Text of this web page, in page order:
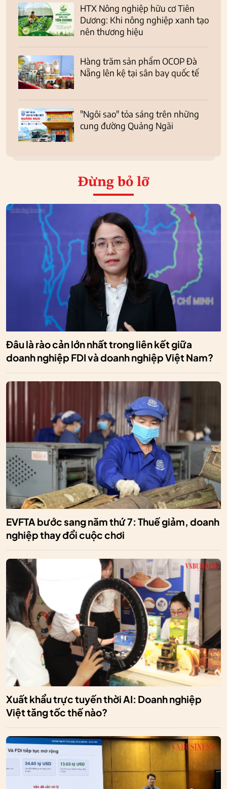
HTX Nông nghiệp hữu cơ Tiên
Dương: Khi nông nghiệp xanh tạo
nên thương hiệu
Hàng trăm sản phẩm OCOP Đà
Nẵng lên kệ tại sân bay quốc tế
"Ngôi sao" tỏa sáng trên những
cung đường Quảng Ngãi
Đừng bỏ lỡ
Đâu là rào cản lớn nhất trong liên kết giữa
doanh nghiệp FDI và doanh nghiệp Việt Nam?
EVFTA bước sang năm thứ 7: Thuế giảm, doanh
nghiệp thay đổi cuộc chơi
Xuất khẩu trực tuyến thời AI: Doanh nghiệp
Việt tăng tốc thế nào?